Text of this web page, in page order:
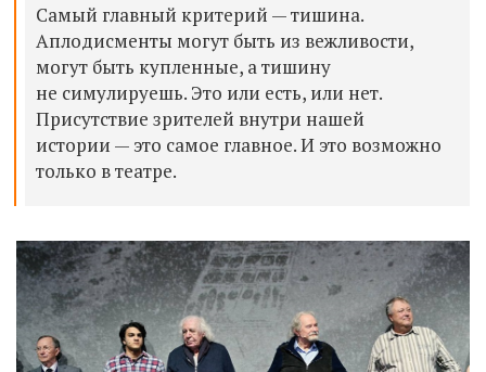
Самый главный критерий — тишина.
Аплодисменты могут быть из вежливости,
могут быть купленные, а тишину
не симулируешь. Это или есть, или нет.
Присутствие зрителей внутри нашей
истории — это самое главное. И это возможно
только в театре.